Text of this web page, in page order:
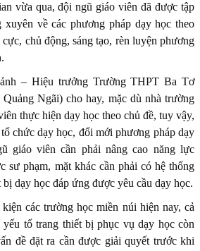
vừa qua, đội ngũ giáo viên đã được tập
về các phương pháp dạy học theo
chủ động, sáng tạo, rèn luyện phương
– Hiệu trưởng Trường THPT Ba Tơ
Ngãi) cho hay, mặc dù nhà trường
thực hiện dạy học theo chủ đề, tuy vậy,
chức dạy học, đổi mới phương pháp dạy
giáo viên cần phải nâng cao năng lực
sư phạm, mặt khác cần phải có hệ thống
bị dạy học đáp ứng được yêu cầu dạy học.
các trường học miền núi hiện nay, cả
tố trang thiết bị phục vụ dạy học còn
đề đặt ra cần được giải quyết trước khi